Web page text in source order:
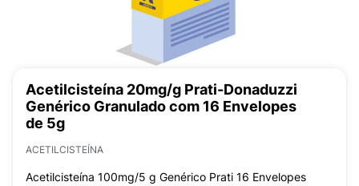
Acetilcisteína 20mg/g Prati-Donaduzzi
Genérico Granulado com 16 Envelopes
de 5g
ACETILCISTEÍNA
Acetilcisteína 100mg/5 g Genérico Prati 16 Envelopes